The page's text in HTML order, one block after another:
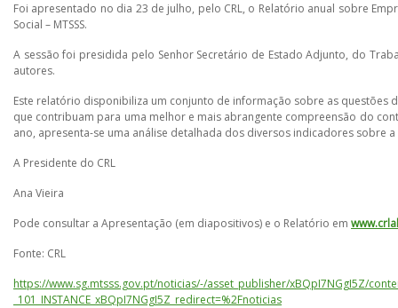
Foi apresentado no dia 23 de julho, pelo CRL, o Relatório anual sobre
Social – MTSSS.
A sessão foi presidida pelo Senhor Secretário de Estado Adjunto, do
autores.
Este relatório disponibiliza um conjunto de informação sobre as
que contribuam para uma melhor e mais abrangente compreensão do
ano, apresenta-se uma análise detalhada dos diversos indicadores sobre
A Presidente do CRL
Ana Vieira
Pode consultar a Apresentação (em diapositivos) e o Relatório em
Fonte: CRL
https://www.sg.mtsss.gov.pt/noticias/-/asset_publisher/xBQpI7NGgI5Z/
_101_INSTANCE_xBQpI7NGgI5Z_redirect=%2Fnoticias